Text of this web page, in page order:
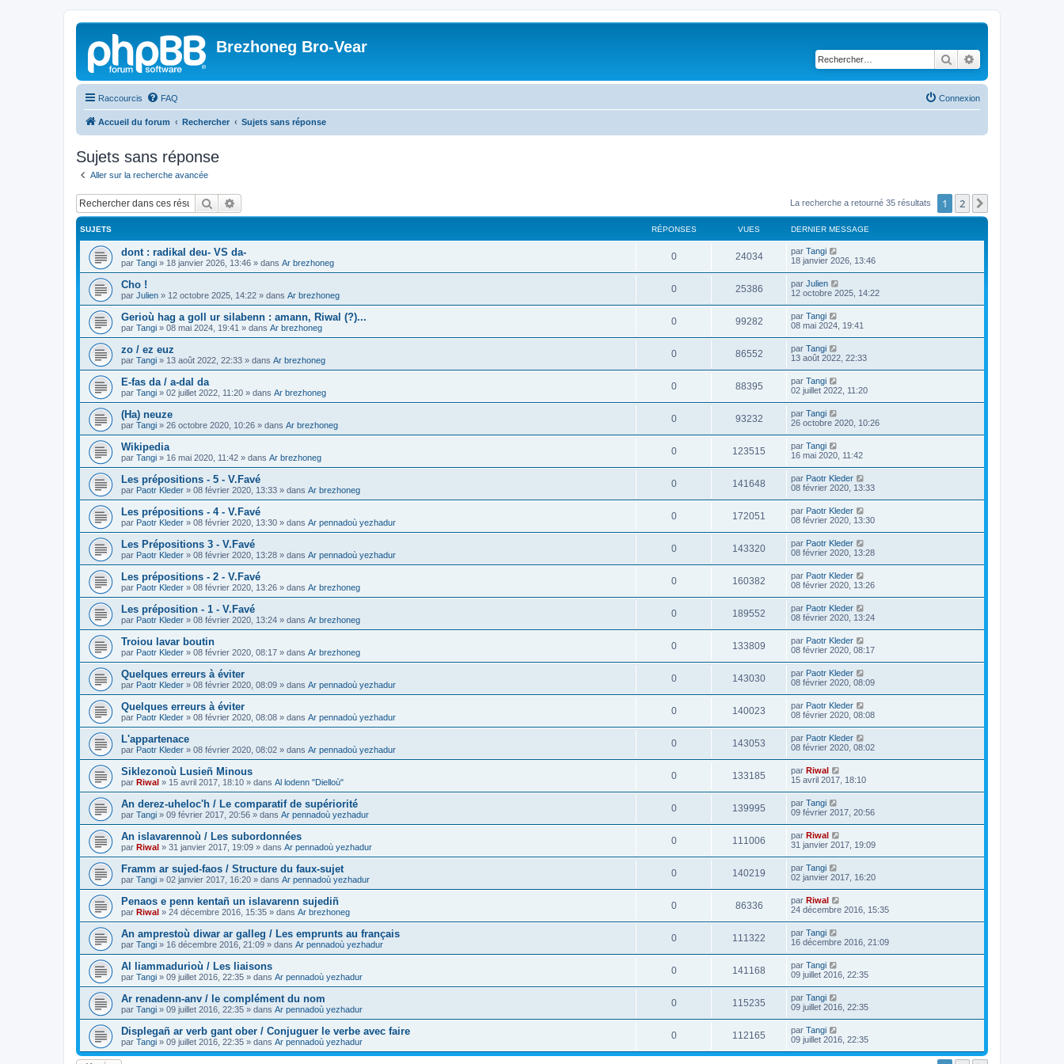
Brezhoneg Bro-Vear
Rechercher
Raccourcis FAQ Connexion
Accueil du forum Rechercher Sujets sans réponse
Sujets sans réponse
Aller sur la recherche avancée
Rechercher La recherche a retourné 35 résultats 1 2
SUJETS RÉPONSES VUES DERNIER MESSAGE
dont : radikal deu- VS da-
par Tangi » 18 janvier 2026, 13:46 » dans Ar brezhoneg
0 24034 par Tangi
18 janvier 2026, 13:46
Cho !
par Julien » 12 octobre 2025, 14:22 » dans Ar brezhoneg
0 25386 par Julien
12 octobre 2025, 14:22
Gerioù hag a goll ur silabenn : amann, Riwal (?)...
par Tangi » 08 mai 2024, 19:41 » dans Ar brezhoneg
0 99282 par Tangi
08 mai 2024, 19:41
zo / ez euz
par Tangi » 13 août 2022, 22:33 » dans Ar brezhoneg
0 86552 par Tangi
13 août 2022, 22:33
E-fas da / a-dal da
par Tangi » 02 juillet 2022, 11:20 » dans Ar brezhoneg
0 88395 par Tangi
02 juillet 2022, 11:20
(Ha) neuze
par Tangi » 26 octobre 2020, 10:26 » dans Ar brezhoneg
0 93232 par Tangi
26 octobre 2020, 10:26
Wikipedia
par Tangi » 16 mai 2020, 11:42 » dans Ar brezhoneg
0 123515 par Tangi
16 mai 2020, 11:42
Les prépositions - 5 - V.Favé
par Paotr Kleder » 08 février 2020, 13:33 » dans Ar brezhoneg
0 141648 par Paotr Kleder
08 février 2020, 13:33
Les prépositions - 4 - V.Favé
par Paotr Kleder » 08 février 2020, 13:30 » dans Ar pennadoù yezhadur
0 172051 par Paotr Kleder
08 février 2020, 13:30
Les Prépositions 3 - V.Favé
par Paotr Kleder » 08 février 2020, 13:28 » dans Ar pennadoù yezhadur
0 143320 par Paotr Kleder
08 février 2020, 13:28
Les prépositions - 2 - V.Favé
par Paotr Kleder » 08 février 2020, 13:26 » dans Ar brezhoneg
0 160382 par Paotr Kleder
08 février 2020, 13:26
Les préposition - 1 - V.Favé
par Paotr Kleder » 08 février 2020, 13:24 » dans Ar brezhoneg
0 189552 par Paotr Kleder
08 février 2020, 13:24
Troiou lavar boutin
par Paotr Kleder » 08 février 2020, 08:17 » dans Ar brezhoneg
0 133809 par Paotr Kleder
08 février 2020, 08:17
Quelques erreurs à éviter
par Paotr Kleder » 08 février 2020, 08:09 » dans Ar pennadoù yezhadur
0 143030 par Paotr Kleder
08 février 2020, 08:09
Quelques erreurs à éviter
par Paotr Kleder » 08 février 2020, 08:08 » dans Ar pennadoù yezhadur
0 140023 par Paotr Kleder
08 février 2020, 08:08
L'appartenace
par Paotr Kleder » 08 février 2020, 08:02 » dans Ar pennadoù yezhadur
0 143053 par Paotr Kleder
08 février 2020, 08:02
Siklezonoù Lusieñ Minous
par Riwal » 15 avril 2017, 18:10 » dans Al lodenn "Dielloù"
0 133185 par Riwal
15 avril 2017, 18:10
An derez-uheloc'h / Le comparatif de supériorité
par Tangi » 09 février 2017, 20:56 » dans Ar pennadoù yezhadur
0 139995 par Tangi
09 février 2017, 20:56
An islavarennoù / Les subordonnées
par Riwal » 31 janvier 2017, 19:09 » dans Ar pennadoù yezhadur
0 111006 par Riwal
31 janvier 2017, 19:09
Framm ar sujed-faos / Structure du faux-sujet
par Tangi » 02 janvier 2017, 16:20 » dans Ar pennadoù yezhadur
0 140219 par Tangi
02 janvier 2017, 16:20
Penaos e penn kentañ un islavarenn sujediñ
par Riwal » 24 décembre 2016, 15:35 » dans Ar brezhoneg
0 86336 par Riwal
24 décembre 2016, 15:35
An amprestoù diwar ar galleg / Les emprunts au français
par Tangi » 16 décembre 2016, 21:09 » dans Ar pennadoù yezhadur
0 111322 par Tangi
16 décembre 2016, 21:09
Al liammadurioù / Les liaisons
par Tangi » 09 juillet 2016, 22:35 » dans Ar pennadoù yezhadur
0 141168 par Tangi
09 juillet 2016, 22:35
Ar renadenn-anv / le complément du nom
par Tangi » 09 juillet 2016, 22:35 » dans Ar pennadoù yezhadur
0 115235 par Tangi
09 juillet 2016, 22:35
Displegañ ar verb gant ober / Conjuguer le verbe avec faire
par Tangi » 09 juillet 2016, 22:35 » dans Ar pennadoù yezhadur
0 112165 par Tangi
09 juillet 2016, 22:35